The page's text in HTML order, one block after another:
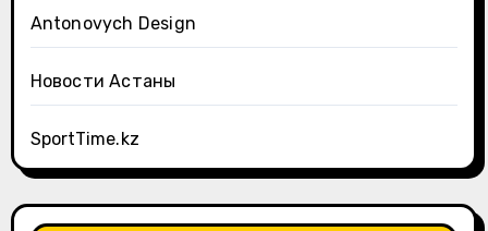
Antonovych Design
Новости Астаны
SportTime.kz